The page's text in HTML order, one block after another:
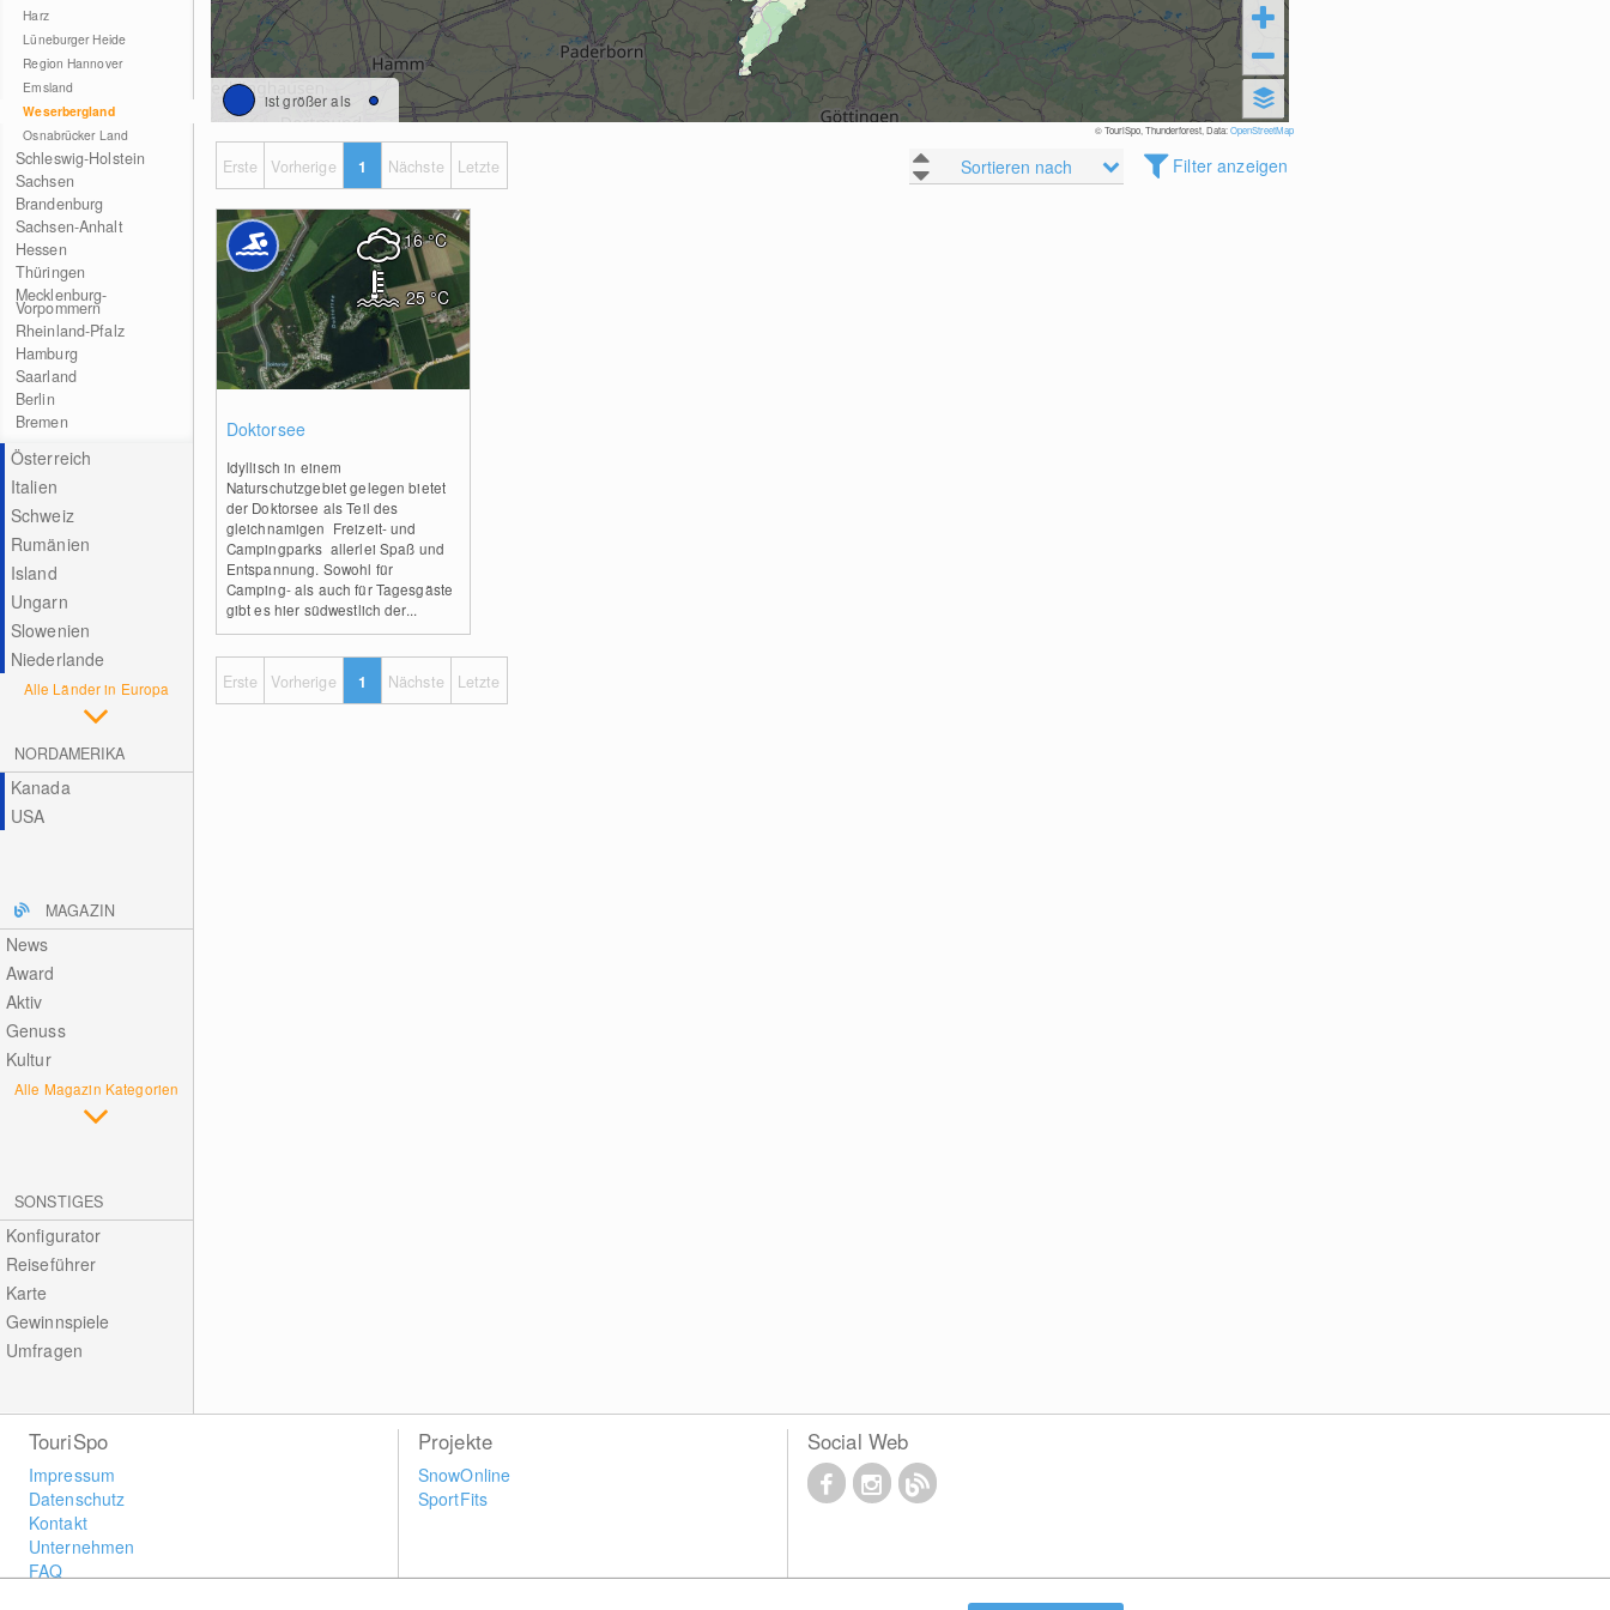
Harz
Lüneburger Heide
Region Hannover
Emsland
Weserbergland
Osnabrücker Land
Schleswig-Holstein
Sachsen
Brandenburg
Sachsen-Anhalt
Hessen
Thüringen
Mecklenburg-
Vorpommern
Rheinland-Pfalz
Hamburg
Saarland
Berlin
Bremen
Österreich
Italien
Schweiz
Rumänien
Island
Ungarn
Slowenien
Niederlande
Alle Länder in Europa
NORDAMERIKA
Kanada
USA
MAGAZIN
News
Award
Aktiv
Genuss
Kultur
Alle Magazin Kategorien
SONSTIGES
Konfigurator
Reiseführer
Karte
Gewinnspiele
Umfragen
ist größer als
© TouriSpo, Thunderforest, Data:OpenStreetMap
Sortieren nach Filter anzeigen
Erste Vorherige 1 Nächste Letzte
Doktorsee
Idyllisch in einem
Naturschutzgebiet gelegen bietet
der Doktorsee als Teil des
gleichnamigen Freizeit- und
Campingparks allerlei Spaß und
Entspannung. Sowohl für
Camping- als auch für Tagesgäste
gibt es hier südwestlich der...
16°C
25°C
Erste Vorherige 1 Nächste Letzte
TouriSpo
Impressum
Datenschutz
Kontakt
Unternehmen
FAQ
Projekte
SnowOnline
SportFits
Social Web